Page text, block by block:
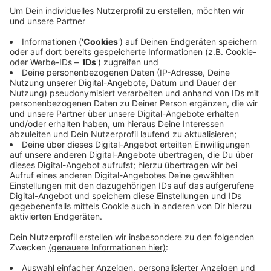
Anzeige
Mit dem Preis zeichnen damit besonders gelungene
Sanierung auf Altlastenflächen aus. Der Preis ist mit
10.000 Euro dotiert. Bewerben können sich alle, die mit
dem Thema befasst sind - wie zum Beispiel Städte,
Unternehmen, Planungs- und Architekturbüros oder
Baufirmen, aber auch Grundstückseigentümerinnen und
-eigentümer. Der Link zur Bewerbung stehthier.
Anzeige